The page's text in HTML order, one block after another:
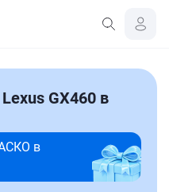
GX460 в
в